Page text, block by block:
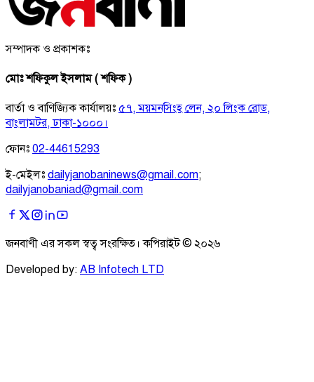
সম্পাদক ও প্রকাশকঃ
মোঃ শফিকুল ইসলাম ( শফিক )
বার্তা ও বাণিজ্যিক কার্যালয়ঃ ৫৭, ময়মনসিংহ লেন, ২০ লিংক রোড,
বাংলামটর, ঢাকা-১০০০।
ফোনঃ 02-44615293
ই-মেইলঃ dailyjanobaninews@gmail.com;
dailyjanobaniad@gmail.com
জনবাণী এর সকল স্বত্ব সংরক্ষিত। কপিরাইট © ২০২৬
Developed by: AB Infotech LTD